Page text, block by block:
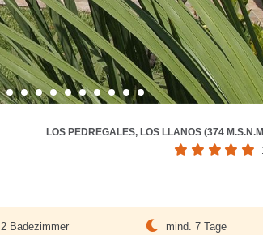
LOS PEDREGALES, LOS LLANOS (374
2 Badezimmer mind. 7 Tage